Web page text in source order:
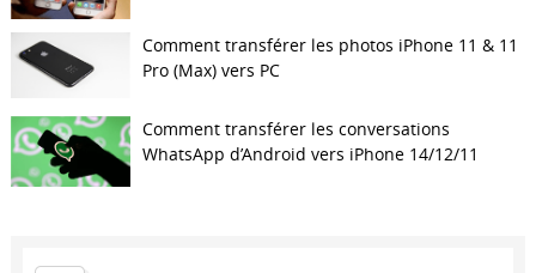
Comment transférer les photos iPhone 11 & 11
Pro (Max) vers PC
Comment transférer les conversations
WhatsApp d’Android vers iPhone 14/12/11